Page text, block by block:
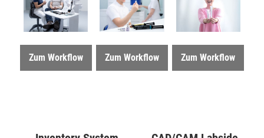
Zum Workflow Zum Workflow Zum Workflow